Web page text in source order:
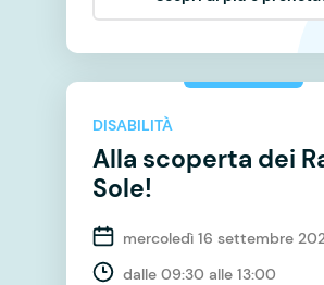
DISABILITÀ
Alla scoperta dei
Sole!
mercoledì 16 settembre
dalle 09:30 alle 13:00